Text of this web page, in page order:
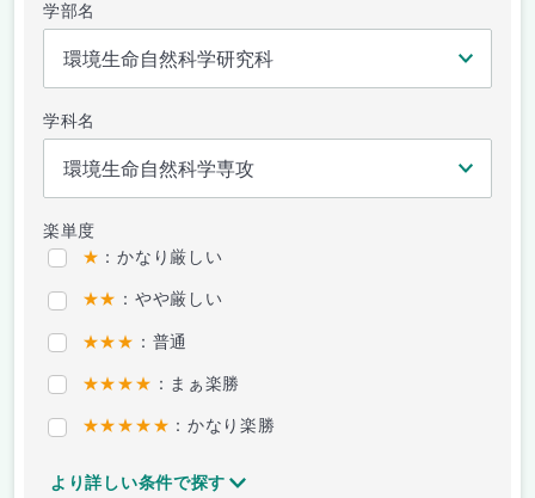
学部名
学科名
楽単度
★ ：かなり厳しい
★★ ：やや厳しい
★★★ ：普通
★★★★ ：まぁ楽勝
★★★★★ ：かなり楽勝
より詳しい条件で探す